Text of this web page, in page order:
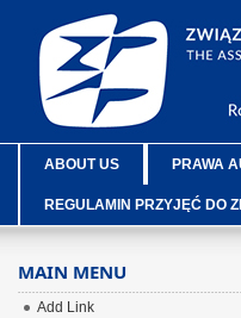
ABOUT US PRAWA
REGULAMIN PRZYJĘĆ DO
MAIN MENU
Add Link